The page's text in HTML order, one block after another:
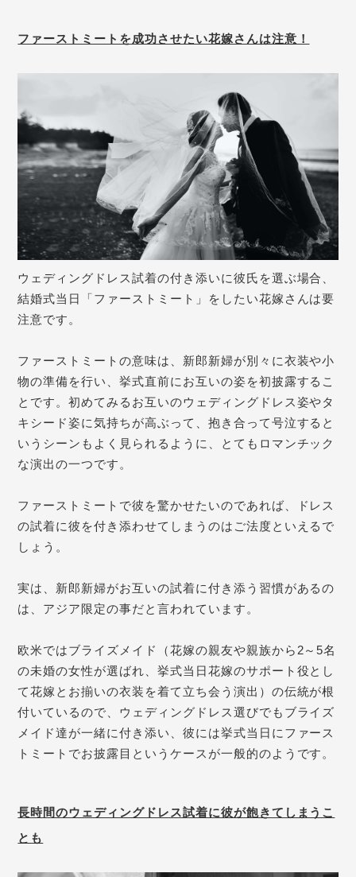
ファーストミートを成功させたい花嫁さんは注意！
ウェディングドレス試着の付き添いに彼氏を選ぶ場合、
結婚式当日「ファーストミート」をしたい花嫁さんは要
注意です。
ファーストミートの意味は、新郎新婦が別々に衣装や小
物の準備を行い、挙式直前にお互いの姿を初披露するこ
とです。初めてみるお互いのウェディングドレス姿やタ
キシード姿に気持ちが高ぶって、抱き合って号泣すると
いうシーンもよく見られるように、とてもロマンチック
な演出の一つです。
ファーストミートで彼を驚かせたいのであれば、ドレス
の試着に彼を付き添わせてしまうのはご法度といえるで
しょう。
実は、新郎新婦がお互いの試着に付き添う習慣があるの
は、アジア限定の事だと言われています。
欧米ではブライズメイド（花嫁の親友や親族から2～5名
の未婚の女性が選ばれ、挙式当日 花嫁のサポート役とし
て花嫁とお揃いの衣装を着て立ち会う演出）の伝統が根
付いているので、ウェディングドレス選びでもブライズ
メイド達が一緒に付き添い、彼には挙式当日にファース
トミートでお披露目というケースが一般的のようです。
長時間のウェディングドレス試着に彼が飽きてしまうこ
とも